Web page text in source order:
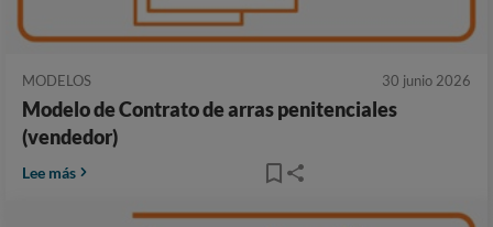
MODELOS 30 junio 2026
Modelo de Contrato de arras penitenciales
(vendedor)
Lee más